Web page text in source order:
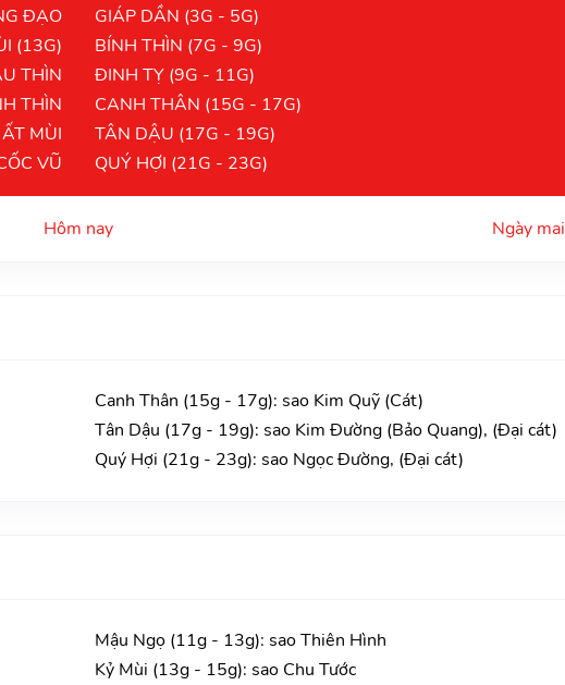
ĐẠO
(13G)
THÌN
THÌN
MÙI
VŨ
GIÁP DẦN (3G - 5G)
BÍNH THÌN (7G - 9G)
ĐINH TỴ (9G - 11G)
CANH THÂN (15G - 17G)
TÂN DẬU (17G - 19G)
QUÝ HỢI (21G - 23G)
Hôm nay Ngày mai
Canh Thân (15g - 17g): sao Kim Quỹ (Cát)
Tân Dậu (17g - 19g): sao Kim Đường (Bảo Quang), (Đại cát)
Quý Hợi (21g - 23g): sao Ngọc Đường, (Đại cát)
Mậu Ngọ (11g - 13g): sao Thiên Hình
Kỷ Mùi (13g - 15g): sao Chu Tước